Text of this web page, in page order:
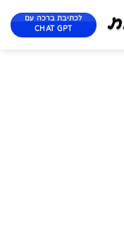
לכתיבת ברכה עם
CHAT GPT